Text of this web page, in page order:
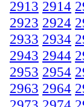
2913 2914
2923 2924
2933 2934
2943 2944
2953 2954
2963 2964